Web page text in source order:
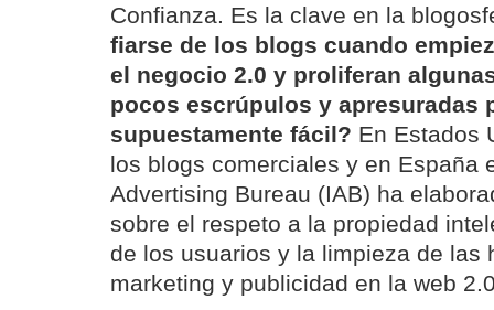
Confianza. Es la clave en la
fiarse de los blogs cuando
el negocio 2.0 y proliferan
pocos escrúpulos y apresuradas
supuestamente fácil? En Estados
los blogs comerciales y en España
Advertising Bureau (IAB) ha
sobre el respeto a la propiedad
de los usuarios y la limpieza de las
marketing y publicidad en la web